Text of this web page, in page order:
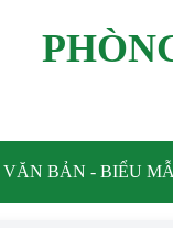
VĂN BẢN - BIỂU